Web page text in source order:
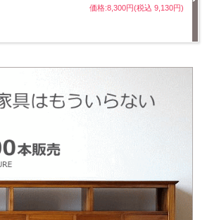
価格:8,300円(税込 9,130円)